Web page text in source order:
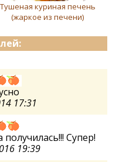
Тушеная куриная печень
(жаркое из печени)
17:31
Супер!
19:39